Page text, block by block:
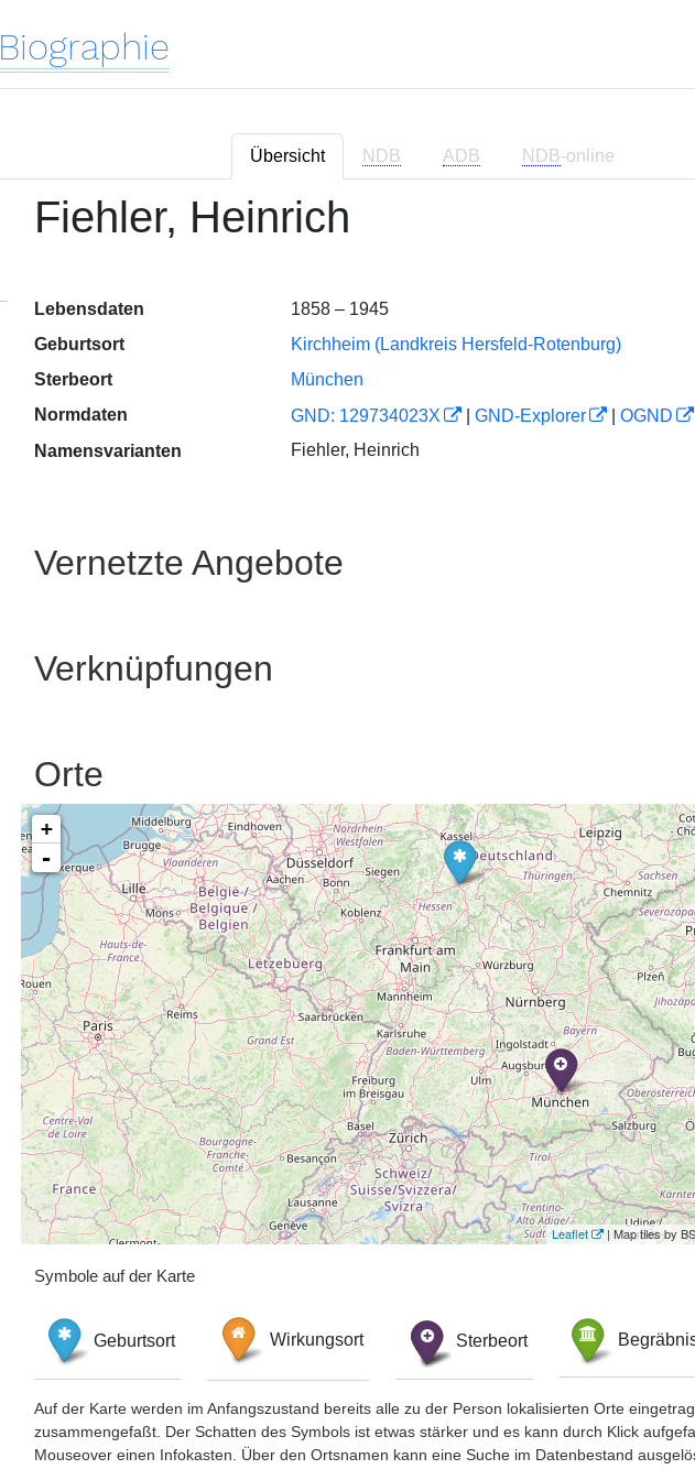
Biographie
Übersicht NDB ADB NDB-online
Fiehler, Heinrich
Lebensdaten
1858 – 1945
Geburtsort
Kirchheim (Landkreis Hersfeld-Rotenburg)
Sterbeort
München
Normdaten
GND: 129734023X GND-Explorer OGND
Namensvarianten
Fiehler, Heinrich
Vernetzte Angebote
Verknüpfungen
Orte
+
-
Leaflet | Map tiles by
Symbole auf der Karte
Geburtsort Wirkungsort Sterbeort
Auf der Karte werden im Anfangszustand bereits alle zu der Person lokalisierten Orte
zusammengefaßt. Der Schatten des Symbols ist etwas stärker und es kann durch Klick
Mouseover einen Infokasten. Über den Ortsnamen kann eine Suche im Datenbestand